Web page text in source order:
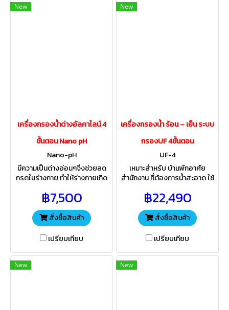
New
เครื่องกรองน้ำด่างอัลคาไลน์ 4
ขั้นตอน Nano pH
Nano-pH
มีความเป็นด่างอ่อนๆจึงช่วยลด
กรดในร่างกาย ทำให้ร่างกายเกิด
ความละเอียดในการกรองสูงถึง
0.01 ไมครอน กรองเชื้อโรค ไวรัส
แบคทีเรีย
฿7,500
สั่งซื้อสินค้า
เปรียบเทียบ
New
เครื่องกรองน้ำ ร้อน – เย็น ระบบ
กรองUF 4ขั้นตอน
UF-4
เหมาะสำหรับ บ้านพักอาศัย
สำนักงาน ที่ต้องการน้ำสะอาด ใช้
ค่อน 5ไส้กรอง ทำให้น้ำดื่มรสชาติ
นุ่มนวล ละมุน ชวนดื่ม
฿22,490
สั่งซื้อสินค้า
เปรียบเทียบ
New New